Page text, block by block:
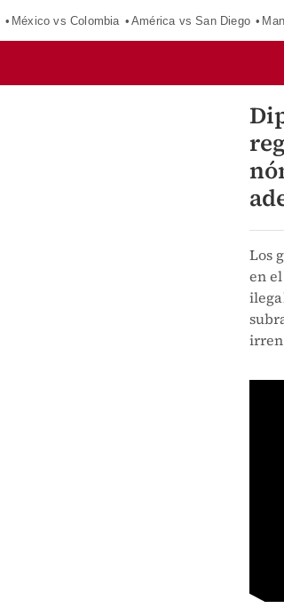
México vs Colombia América vs San Diego
Los
en